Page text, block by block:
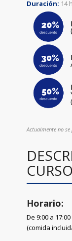
Duración: 14
Actualmente no
CURSO
Horario:
De 9:00 a
(comida